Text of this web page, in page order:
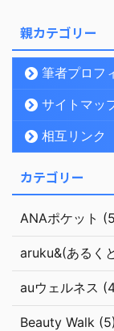
親カテゴリー
筆者プロフ
サイトマッ
相互リンク
カテゴリー
ANAポケット
aruku&(あるく
auウェルネス
Beauty Walk (5)